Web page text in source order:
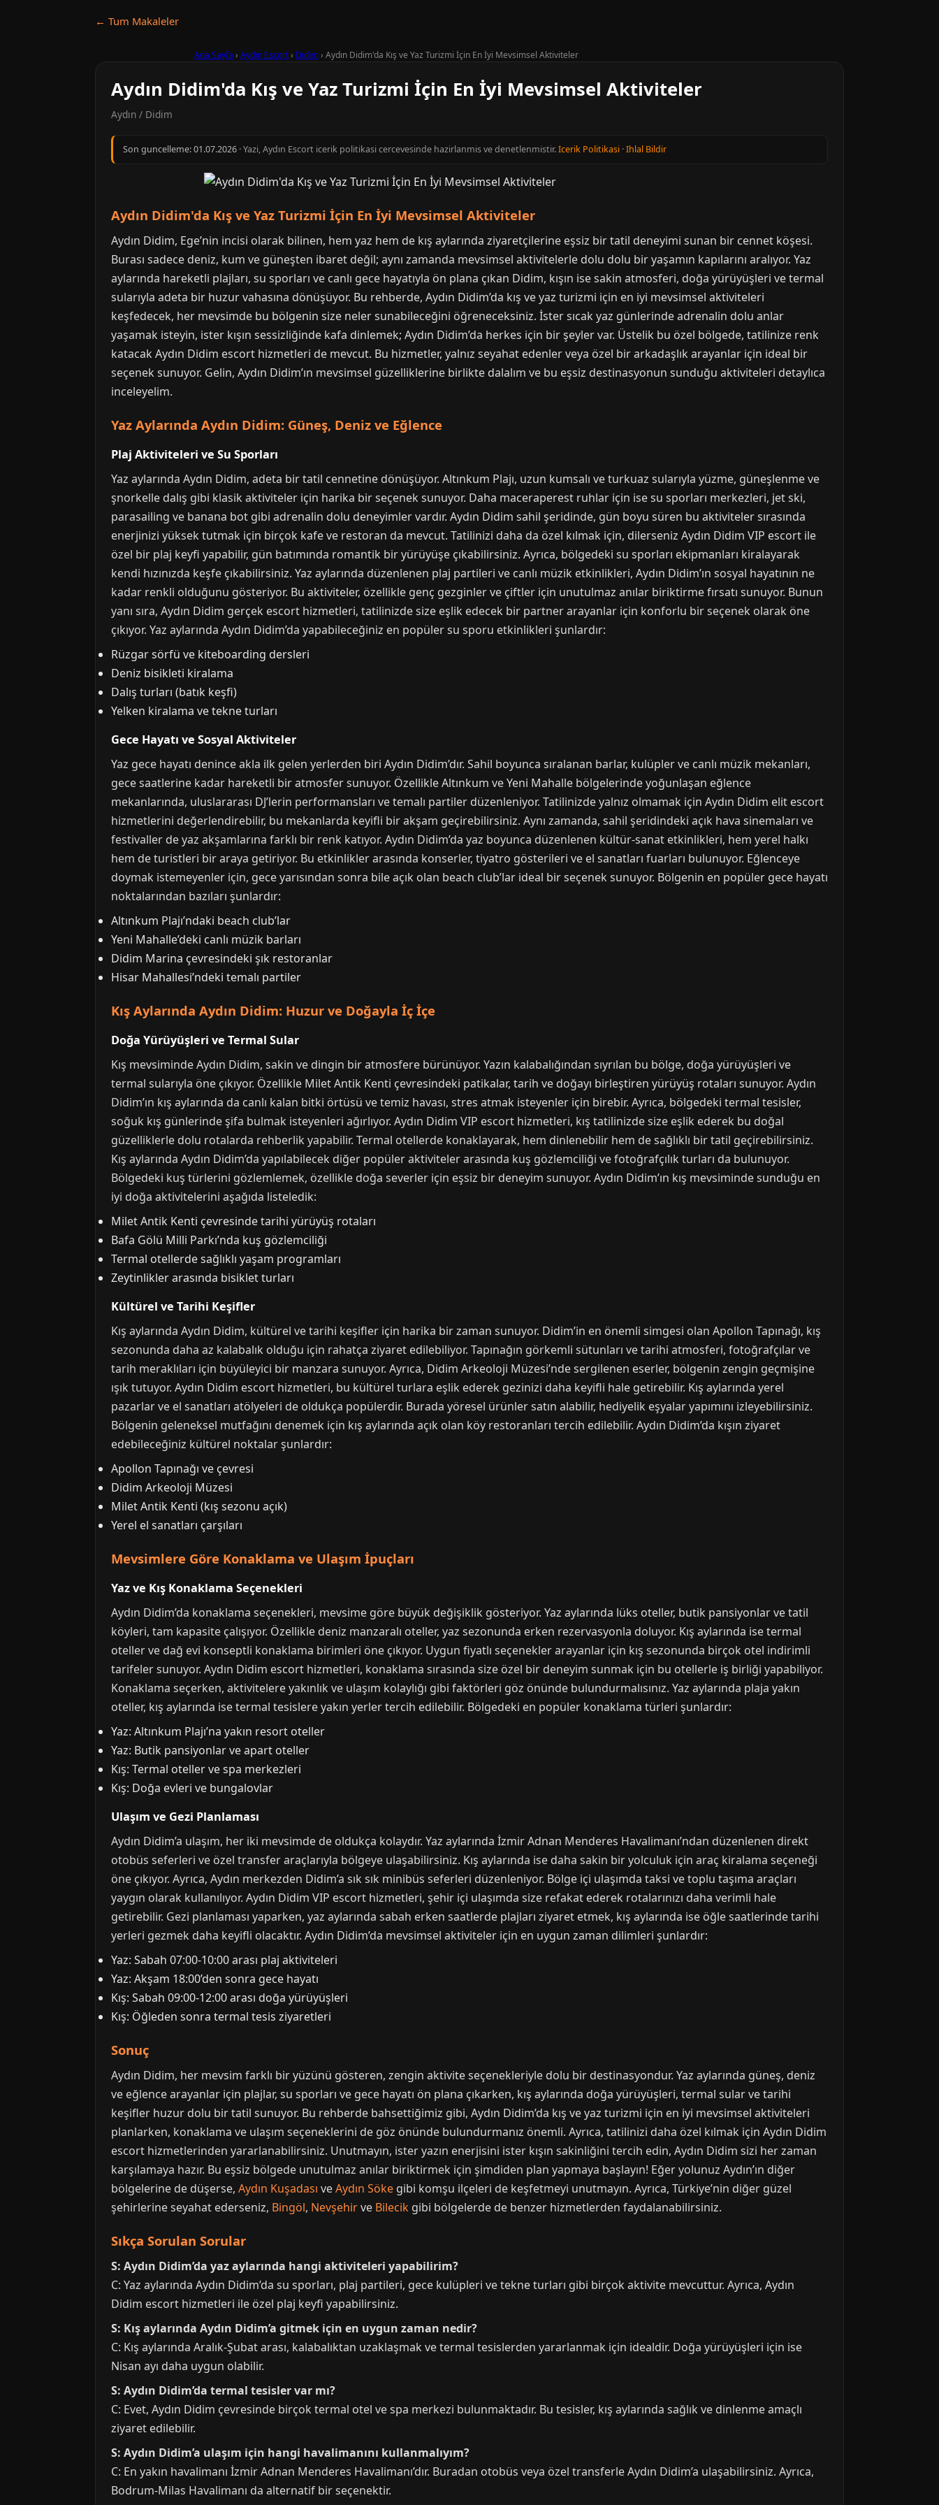
← Tum Makaleler
Ana Sayfa › Aydın Escort› Didim› Aydın Didim'da Kış ve Yaz Turizmi İçin En İyi Mevsimsel Aktiviteler
Aydın Didim'da Kış ve Yaz Turizmi İçin En İyi Mevsimsel Aktiviteler
Aydın / Didim
Son guncelleme:01.07.2026 · Yazi, Aydın Escort icerik politikasi cercevesinde hazirlanmis ve denetlenmistir.Icerik Politikasi ·Ihlal Bildir
Aydın Didim'da Kış ve Yaz Turizmi İçin En İyi Mevsimsel Aktiviteler
Aydın Didim, Ege’nin incisi olarak bilinen, hem yaz hem de kış aylarında ziyaretçilerine eşsiz bir tatil deneyimi sunan bir cennet köşesi.
Burası sadece deniz, kum ve güneşten ibaret değil; aynı zamanda mevsimsel aktivitelerle dolu dolu bir yaşamın kapılarını aralıyor. Yaz
aylarında hareketli plajları, su sporları ve canlı gece hayatıyla ön plana çıkan Didim, kışın ise sakin atmosferi, doğa yürüyüşleri ve termal
sularıyla adeta bir huzur vahasına dönüşüyor. Bu rehberde, Aydın Didim’da kış ve yaz turizmi için en iyi mevsimsel aktiviteleri
keşfedecek, her mevsimde bu bölgenin size neler sunabileceğini öğreneceksiniz. İster sıcak yaz günlerinde adrenalin dolu anlar
yaşamak isteyin, ister kışın sessizliğinde kafa dinlemek; Aydın Didim’da herkes için bir şeyler var. Üstelik bu özel bölgede, tatilinize renk
katacak Aydın Didim escort hizmetleri de mevcut. Bu hizmetler, yalnız seyahat edenler veya özel bir arkadaşlık arayanlar için ideal bir
seçenek sunuyor. Gelin, Aydın Didim’ın mevsimsel güzelliklerine birlikte dalalım ve bu eşsiz destinasyonun sunduğu aktiviteleri detaylıca
inceleyelim.
Yaz Aylarında Aydın Didim: Güneş, Deniz ve Eğlence
Plaj Aktiviteleri ve Su Sporları
Yaz aylarında Aydın Didim, adeta bir tatil cennetine dönüşüyor. Altınkum Plajı, uzun kumsalı ve turkuaz sularıyla yüzme, güneşlenme ve
şnorkelle dalış gibi klasik aktiviteler için harika bir seçenek sunuyor. Daha maceraperest ruhlar için ise su sporları merkezleri, jet ski,
parasailing ve banana bot gibi adrenalin dolu deneyimler vardır. Aydın Didim sahil şeridinde, gün boyu süren bu aktiviteler sırasında
enerjinizi yüksek tutmak için birçok kafe ve restoran da mevcut. Tatilinizi daha da özel kılmak için, dilerseniz Aydın Didim VIP escort ile
özel bir plaj keyfi yapabilir, gün batımında romantik bir yürüyüşe çıkabilirsiniz. Ayrıca, bölgedeki su sporları ekipmanları kiralayarak
kendi hızınızda keşfe çıkabilirsiniz. Yaz aylarında düzenlenen plaj partileri ve canlı müzik etkinlikleri, Aydın Didim’ın sosyal hayatının ne
kadar renkli olduğunu gösteriyor. Bu aktiviteler, özellikle genç gezginler ve çiftler için unutulmaz anılar biriktirme fırsatı sunuyor. Bunun
yanı sıra, Aydın Didim gerçek escort hizmetleri, tatilinizde size eşlik edecek bir partner arayanlar için konforlu bir seçenek olarak öne
çıkıyor. Yaz aylarında Aydın Didim’da yapabileceğiniz en popüler su sporu etkinlikleri şunlardır:
Rüzgar sörfü ve kiteboarding dersleri
Deniz bisikleti kiralama
Dalış turları (batık keşfi)
Yelken kiralama ve tekne turları
Gece Hayatı ve Sosyal Aktiviteler
Yaz gece hayatı denince akla ilk gelen yerlerden biri Aydın Didim’dır. Sahil boyunca sıralanan barlar, kulüpler ve canlı müzik mekanları,
gece saatlerine kadar hareketli bir atmosfer sunuyor. Özellikle Altınkum ve Yeni Mahalle bölgelerinde yoğunlaşan eğlence
mekanlarında, uluslararası DJ’lerin performansları ve temalı partiler düzenleniyor. Tatilinizde yalnız olmamak için Aydın Didim elit escort
hizmetlerini değerlendirebilir, bu mekanlarda keyifli bir akşam geçirebilirsiniz. Aynı zamanda, sahil şeridindeki açık hava sinemaları ve
festivaller de yaz akşamlarına farklı bir renk katıyor. Aydın Didim’da yaz boyunca düzenlenen kültür-sanat etkinlikleri, hem yerel halkı
hem de turistleri bir araya getiriyor. Bu etkinlikler arasında konserler, tiyatro gösterileri ve el sanatları fuarları bulunuyor. Eğlenceye
doymak istemeyenler için, gece yarısından sonra bile açık olan beach club’lar ideal bir seçenek sunuyor. Bölgenin en popüler gece hayatı
noktalarından bazıları şunlardır:
Altınkum Plajı’ndaki beach club’lar
Yeni Mahalle’deki canlı müzik barları
Didim Marina çevresindeki şık restoranlar
Hisar Mahallesi’ndeki temalı partiler
Kış Aylarında Aydın Didim: Huzur ve Doğayla İç İçe
Doğa Yürüyüşleri ve Termal Sular
Kış mevsiminde Aydın Didim, sakin ve dingin bir atmosfere bürünüyor. Yazın kalabalığından sıyrılan bu bölge, doğa yürüyüşleri ve
termal sularıyla öne çıkıyor. Özellikle Milet Antik Kenti çevresindeki patikalar, tarih ve doğayı birleştiren yürüyüş rotaları sunuyor. Aydın
Didim’ın kış aylarında da canlı kalan bitki örtüsü ve temiz havası, stres atmak isteyenler için birebir. Ayrıca, bölgedeki termal tesisler,
soğuk kış günlerinde şifa bulmak isteyenleri ağırlıyor. Aydın Didim VIP escort hizmetleri, kış tatilinizde size eşlik ederek bu doğal
güzelliklerle dolu rotalarda rehberlik yapabilir. Termal otellerde konaklayarak, hem dinlenebilir hem de sağlıklı bir tatil geçirebilirsiniz.
Kış aylarında Aydın Didim’da yapılabilecek diğer popüler aktiviteler arasında kuş gözlemciliği ve fotoğrafçılık turları da bulunuyor.
Bölgedeki kuş türlerini gözlemlemek, özellikle doğa severler için eşsiz bir deneyim sunuyor. Aydın Didim’ın kış mevsiminde sunduğu en
iyi doğa aktivitelerini aşağıda listeledik:
Milet Antik Kenti çevresinde tarihi yürüyüş rotaları
Bafa Gölü Milli Parkı’nda kuş gözlemciliği
Termal otellerde sağlıklı yaşam programları
Zeytinlikler arasında bisiklet turları
Kültürel ve Tarihi Keşifler
Kış aylarında Aydın Didim, kültürel ve tarihi keşifler için harika bir zaman sunuyor. Didim’in en önemli simgesi olan Apollon Tapınağı, kış
sezonunda daha az kalabalık olduğu için rahatça ziyaret edilebiliyor. Tapınağın görkemli sütunları ve tarihi atmosferi, fotoğrafçılar ve
tarih meraklıları için büyüleyici bir manzara sunuyor. Ayrıca, Didim Arkeoloji Müzesi’nde sergilenen eserler, bölgenin zengin geçmişine
ışık tutuyor. Aydın Didim escort hizmetleri, bu kültürel turlara eşlik ederek gezinizi daha keyifli hale getirebilir. Kış aylarında yerel
pazarlar ve el sanatları atölyeleri de oldukça popülerdir. Burada yöresel ürünler satın alabilir, hediyelik eşyalar yapımını izleyebilirsiniz.
Bölgenin geleneksel mutfağını denemek için kış aylarında açık olan köy restoranları tercih edilebilir. Aydın Didim’da kışın ziyaret
edebileceğiniz kültürel noktalar şunlardır:
Apollon Tapınağı ve çevresi
Didim Arkeoloji Müzesi
Milet Antik Kenti (kış sezonu açık)
Yerel el sanatları çarşıları
Mevsimlere Göre Konaklama ve Ulaşım İpuçları
Yaz ve Kış Konaklama Seçenekleri
Aydın Didim’da konaklama seçenekleri, mevsime göre büyük değişiklik gösteriyor. Yaz aylarında lüks oteller, butik pansiyonlar ve tatil
köyleri, tam kapasite çalışıyor. Özellikle deniz manzaralı oteller, yaz sezonunda erken rezervasyonla doluyor. Kış aylarında ise termal
oteller ve dağ evi konseptli konaklama birimleri öne çıkıyor. Uygun fiyatlı seçenekler arayanlar için kış sezonunda birçok otel indirimli
tarifeler sunuyor. Aydın Didim escort hizmetleri, konaklama sırasında size özel bir deneyim sunmak için bu otellerle iş birliği yapabiliyor.
Konaklama seçerken, aktivitelere yakınlık ve ulaşım kolaylığı gibi faktörleri göz önünde bulundurmalısınız. Yaz aylarında plaja yakın
oteller, kış aylarında ise termal tesislere yakın yerler tercih edilebilir. Bölgedeki en popüler konaklama türleri şunlardır:
Yaz: Altınkum Plajı’na yakın resort oteller
Yaz: Butik pansiyonlar ve apart oteller
Kış: Termal oteller ve spa merkezleri
Kış: Doğa evleri ve bungalovlar
Ulaşım ve Gezi Planlaması
Aydın Didim’a ulaşım, her iki mevsimde de oldukça kolaydır. Yaz aylarında İzmir Adnan Menderes Havalimanı’ndan düzenlenen direkt
otobüs seferleri ve özel transfer araçlarıyla bölgeye ulaşabilirsiniz. Kış aylarında ise daha sakin bir yolculuk için araç kiralama seçeneği
öne çıkıyor. Ayrıca, Aydın merkezden Didim’a sık sık minibüs seferleri düzenleniyor. Bölge içi ulaşımda taksi ve toplu taşıma araçları
yaygın olarak kullanılıyor. Aydın Didim VIP escort hizmetleri, şehir içi ulaşımda size refakat ederek rotalarınızı daha verimli hale
getirebilir. Gezi planlaması yaparken, yaz aylarında sabah erken saatlerde plajları ziyaret etmek, kış aylarında ise öğle saatlerinde tarihi
yerleri gezmek daha keyifli olacaktır. Aydın Didim’da mevsimsel aktiviteler için en uygun zaman dilimleri şunlardır:
Yaz: Sabah 07:00-10:00 arası plaj aktiviteleri
Yaz: Akşam 18:00’den sonra gece hayatı
Kış: Sabah 09:00-12:00 arası doğa yürüyüşleri
Kış: Öğleden sonra termal tesis ziyaretleri
Sonuç
Aydın Didim, her mevsim farklı bir yüzünü gösteren, zengin aktivite seçenekleriyle dolu bir destinasyondur. Yaz aylarında güneş, deniz
ve eğlence arayanlar için plajlar, su sporları ve gece hayatı ön plana çıkarken, kış aylarında doğa yürüyüşleri, termal sular ve tarihi
keşifler huzur dolu bir tatil sunuyor. Bu rehberde bahsettiğimiz gibi, Aydın Didim’da kış ve yaz turizmi için en iyi mevsimsel aktiviteleri
planlarken, konaklama ve ulaşım seçeneklerini de göz önünde bulundurmanız önemli. Ayrıca, tatilinizi daha özel kılmak için Aydın Didim
escort hizmetlerinden yararlanabilirsiniz. Unutmayın, ister yazın enerjisini ister kışın sakinliğini tercih edin, Aydın Didim sizi her zaman
karşılamaya hazır. Bu eşsiz bölgede unutulmaz anılar biriktirmek için şimdiden plan yapmaya başlayın! Eğer yolunuz Aydın’ın diğer
bölgelerine de düşerse, Aydın Kuşadası veAydın Söke gibi komşu ilçeleri de keşfetmeyi unutmayın. Ayrıca, Türkiye’nin diğer güzel
şehirlerine seyahat ederseniz, Bingöl, Nevşehirve Bilecik gibi bölgelerde de benzer hizmetlerden faydalanabilirsiniz.
Sıkça Sorulan Sorular
S: Aydın Didim’da yaz aylarında hangi aktiviteleri yapabilirim?
C: Yaz aylarında Aydın Didim’da su sporları, plaj partileri, gece kulüpleri ve tekne turları gibi birçok aktivite mevcuttur. Ayrıca, Aydın
Didim escort hizmetleri ile özel plaj keyfi yapabilirsiniz.
S: Kış aylarında Aydın Didim’a gitmek için en uygun zaman nedir?
C: Kış aylarında Aralık-Şubat arası, kalabalıktan uzaklaşmak ve termal tesislerden yararlanmak için idealdir. Doğa yürüyüşleri için ise
Nisan ayı daha uygun olabilir.
S: Aydın Didim’da termal tesisler var mı?
C: Evet, Aydın Didim çevresinde birçok termal otel ve spa merkezi bulunmaktadır. Bu tesisler, kış aylarında sağlık ve dinlenme amaçlı
ziyaret edilebilir.
S: Aydın Didim’a ulaşım için hangi havalimanını kullanmalıyım?
C: En yakın havalimanı İzmir Adnan Menderes Havalimanı’dır. Buradan otobüs veya özel transferle Aydın Didim’a ulaşabilirsiniz. Ayrıca,
Bodrum-Milas Havalimanı da alternatif bir seçenektir.